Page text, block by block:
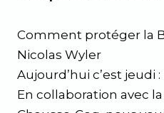
Comment protéger la
Nicolas Wyler
Aujourd’hui c’est jeudi
En collaboration avec